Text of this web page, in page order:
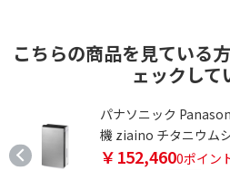
こちらの商品を見ている
ェックして
パナソニック
機 ziaino チタニウム
￥152,4600ポイン